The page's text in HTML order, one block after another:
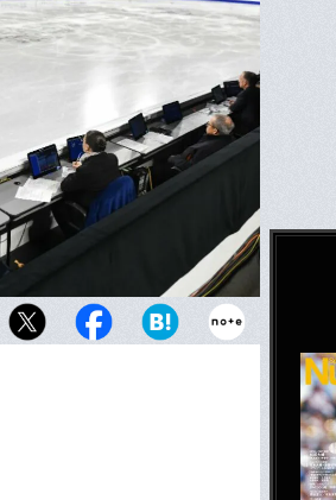
シティ五輪の採点疑惑などを契機